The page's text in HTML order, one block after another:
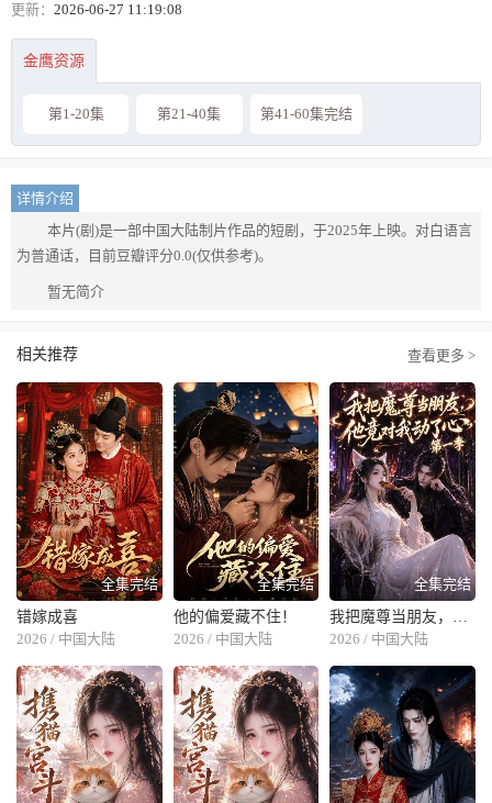
更新： 2026-06-27 11:19:08
金鹰资源
第1-20集 第21-40集 第41-60集完结
详情介绍
本片(剧)是一部中国大陆制片作品的短剧，于2025年上映。对白语言
为普通话，目前豆瓣评分0.0(仅供参考)。
暂无简介
相关推荐 查看更多 >
全集完结
错嫁成喜
2026 / 中国大陆
全集完结
他的偏爱藏不住！
2026 / 中国大陆
全集完结
2026 / 中国大陆